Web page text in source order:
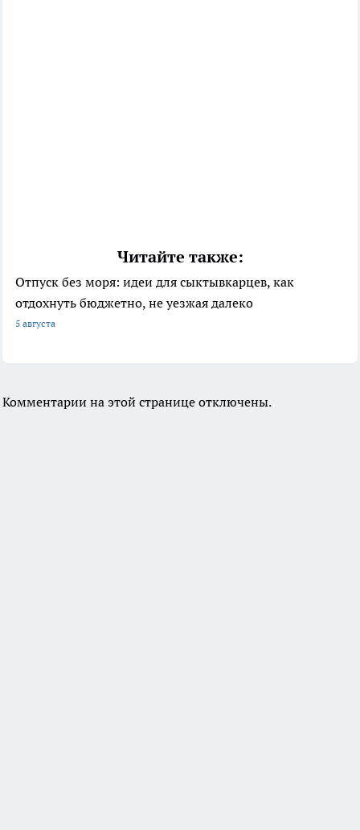
Читайте также:
Отпуск без моря: идеи для сыктывкарцев, как
отдохнуть бюджетно, не уезжая далеко
5 августа
Комментарии на этой странице отключены.